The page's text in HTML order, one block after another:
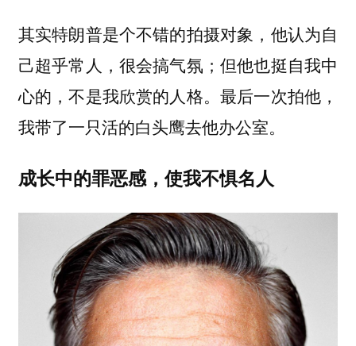
其实特朗普是个不错的拍摄对象，他认为自
己超乎常人，很会搞气氛；但他也挺自我中
心的，不是我欣赏的人格。最后一次拍他，
我带了一只活的白头鹰去他办公室。
成长中的罪恶感，使我不惧名人